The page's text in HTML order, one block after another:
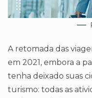
A retomada das
em 2021, embora a
tenha deixado suas
turismo: todas as